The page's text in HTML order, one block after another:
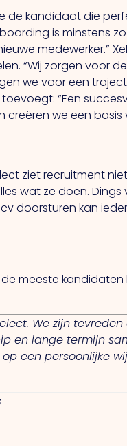
de kandidaat die
is minstens
medewerker.”
“Wij zorgen voor
we voor een
“Een
creëren we een
ziet recruitment
wat ze doen.
cv doorsturen kan
meeste
Wezijn
en lange termijn
een persoonlijke